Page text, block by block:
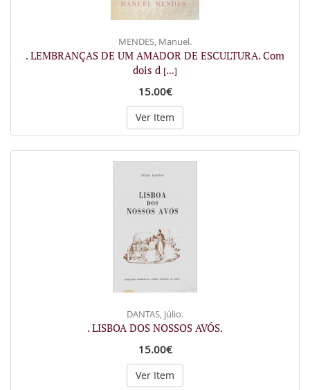
MENDES, Manuel.
. LEMBRANÇAS DE UM AMADOR DE ESCULTURA. Com
dois d [...]
15.00€
Ver Item
DANTAS, Júlio.
. LISBOA DOS NOSSOS AVÓS.
15.00€
Ver Item